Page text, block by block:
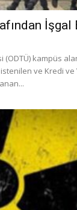
İşgal
kampüs
ve Kredi ve